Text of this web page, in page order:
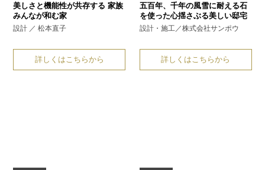
美しさと機能性が共存する家族
みんなが和む家
設計 ／ 松本直子
詳しくはこちらから
五百年、千年の風雪に耐える石
を使った心揺さぶる美しい邸宅
設計・施工／株式会社サンポウ
詳しくはこちらから